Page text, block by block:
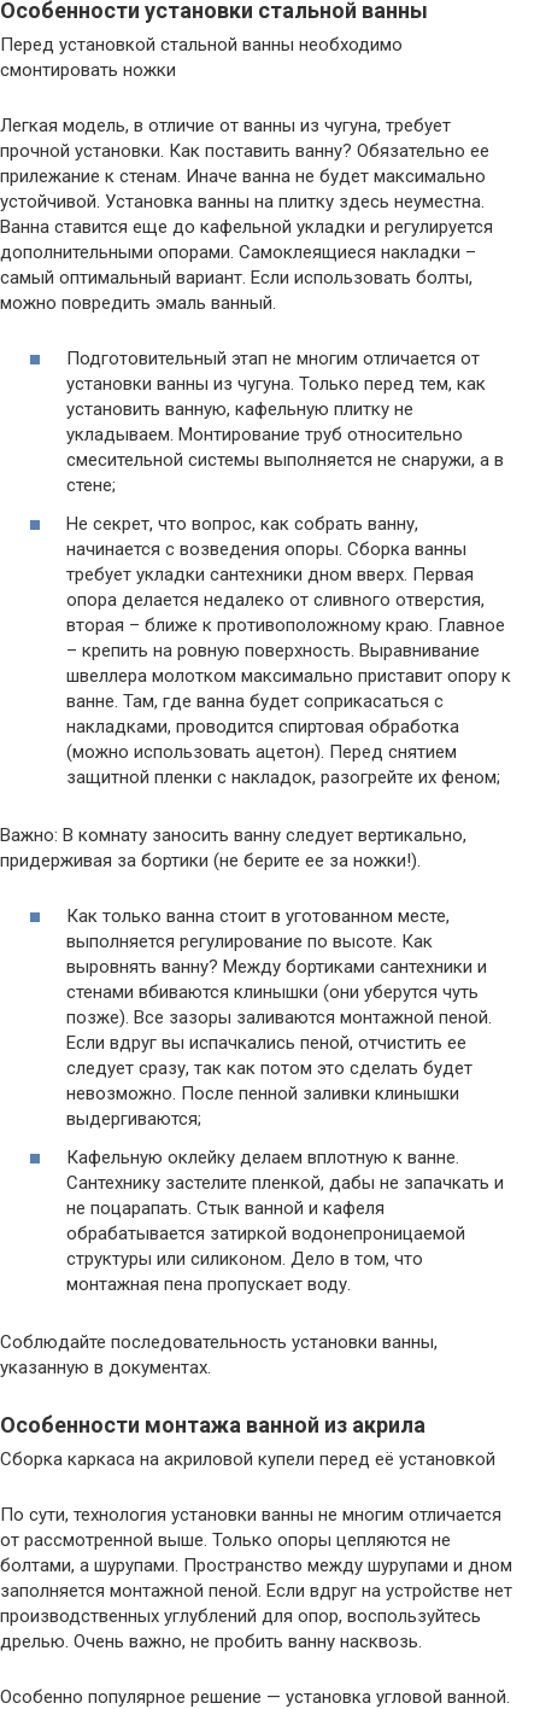
Особенности установки стальной ванны
Перед установкой стальной ванны необходимо
смонтировать ножки
Легкая модель, в отличие от ванны из чугуна, требует
прочной установки. Как поставить ванну? Обязательно ее
прилежание к стенам. Иначе ванна не будет максимально
устойчивой. Установка ванны на плитку здесь неуместна.
Ванна ставится еще до кафельной укладки и регулируется
дополнительными опорами. Самоклеящиеся накладки –
самый оптимальный вариант. Если использовать болты,
можно повредить эмаль ванный.
Подготовительный этап не многим отличается от
установки ванны из чугуна. Только перед тем, как
установить ванную, кафельную плитку не
укладываем. Монтирование труб относительно
смесительной системы выполняется не снаружи, а в
стене;
Не секрет, что вопрос, как собрать ванну,
начинается с возведения опоры. Сборка ванны
требует укладки сантехники дном вверх. Первая
опора делается недалеко от сливного отверстия,
вторая – ближе к противоположному краю. Главное
– крепить на ровную поверхность. Выравнивание
швеллера молотком максимально приставит опору к
ванне. Там, где ванна будет соприкасаться с
накладками, проводится спиртовая обработка
(можно использовать ацетон). Перед снятием
защитной пленки с накладок, разогрейте их феном;
Важно: В комнату заносить ванну следует вертикально,
придерживая за бортики (не берите ее за ножки!).
Как только ванна стоит в уготованном месте,
выполняется регулирование по высоте. Как
выровнять ванну? Между бортиками сантехники и
стенами вбиваются клинышки (они уберутся чуть
позже). Все зазоры заливаются монтажной пеной.
Если вдруг вы испачкались пеной, отчистить ее
следует сразу, так как потом это сделать будет
невозможно. После пенной заливки клинышки
выдергиваются;
Кафельную оклейку делаем вплотную к ванне.
Сантехнику застелите пленкой, дабы не запачкать и
не поцарапать. Стык ванной и кафеля
обрабатывается затиркой водонепроницаемой
структуры или силиконом. Дело в том, что
монтажная пена пропускает воду.
Соблюдайте последовательность установки ванны,
указанную в документах.
Особенности монтажа ванной из акрила
Сборка каркаса на акриловой купели перед её установкой
По сути, технология установки ванны не многим отличается
от рассмотренной выше. Только опоры цепляются не
болтами, а шурупами. Пространство между шурупами и дном
заполняется монтажной пеной. Если вдруг на устройстве нет
производственных углублений для опор, воспользуйтесь
дрелью. Очень важно, не пробить ванну насквозь.
Особенно популярное решение — установка угловой ванной.